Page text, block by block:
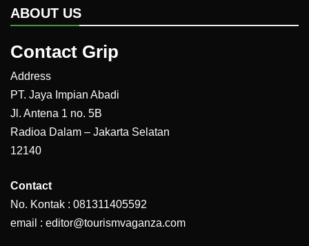
ABOUT US
Contact Grip
Address
PT. Jaya Impian Abadi
Jl. Antena 1 no. 5B
Radioa Dalam – Jakarta Selatan
12140
Contact
No. Kontak : 081311405592
email : editor@tourismvaganza.com